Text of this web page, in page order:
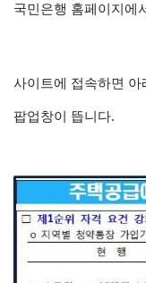
국민은행 홈페이지에
사이트에 접속하면 아
팝업창이 뜹니다.